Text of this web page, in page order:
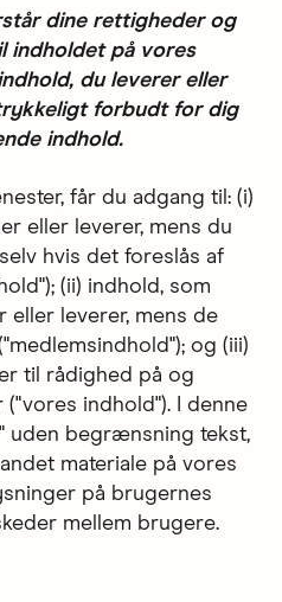
dine rettigheder og
indholdet på vores
du leverer eller
forbudt for dig
indhold.
får du adgang til: (i)
eller leverer, mens du
hvis det foreslås af
(ii) indhold, som
eller leverer, mens de
og (iii)
til rådighed på og
indhold"). I denne
uden begrænsning tekst,
materiale på vores
på brugernes
mellem brugere.